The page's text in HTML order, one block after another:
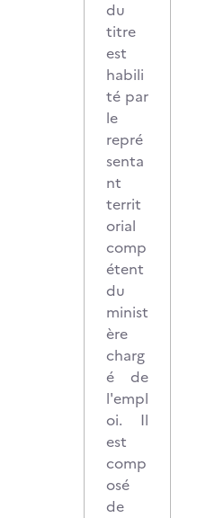
du
titre
est
habili
té par
le
repré
senta
nt
territ
orial
comp
étent
du
minist
ère
charg
é de
l'empl
oi. Il
est
comp
osé
de